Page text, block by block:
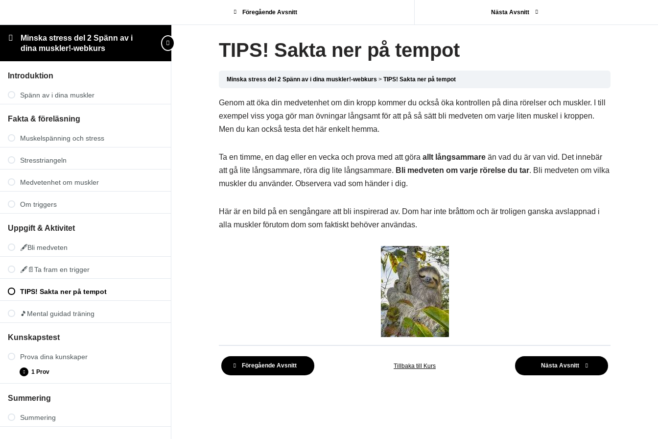
Minska stress del 2 Spänn av i
dina muskler!-webkurs
Introduktion
Spänn av i dina muskler
Fakta & föreläsning
Muskelspänning och stress
Stresstriangeln
Medvetenhet om muskler
Om triggers
Uppgift & Aktivitet
🖋️Bli medveten
🖋️📄Ta fram en trigger
TIPS! Sakta ner på tempot
🎵Mental guidad träning
Kunskapstest
Prova dina kunskaper
1 Prov
Prov-Muskelavspänning
Summering
Summering
Föregående Avsnitt Nästa Avsnitt
TIPS! Sakta ner på tempot
Minska stress del 2 Spänn av i dina muskler!-webkurs TIPS! Sakta ner på tempot
Genom att öka din medvetenhet om din kropp kommer du också öka kontrollen på dina rörelser och muskler. I till
exempel viss yoga gör man övningar långsamt för att på så sätt bli medveten om varje liten muskel i kroppen.
Men du kan också testa det här enkelt hemma.
Ta en timme, en dag eller en vecka och prova med att göra allt långsammare än vad du är van vid. Det innebär
att gå lite långsammare, röra dig lite långsammare. Bli medveten om varje rörelse du tar. Bli medveten om vilka
muskler du använder. Observera vad som händer i dig.
Här är en bild på en sengångare att bli inspirerad av. Dom har inte bråttom och är troligen ganska avslappnad i
alla muskler förutom dom som faktiskt behöver användas.
Föregående Avsnitt Tillbaka till Kurs Nästa Avsnitt